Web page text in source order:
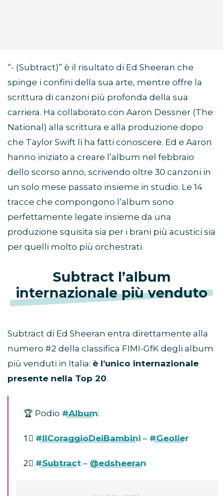
“- (Subtract)” è il risultato di Ed Sheeran che
spinge i confini della sua arte, mentre offre la
scrittura di canzoni più profonda della sua
carriera. Ha collaborato con Aaron Dessner (The
National) alla scrittura e alla produzione dopo
che Taylor Swift li ha fatti conoscere. Ed e Aaron
hanno iniziato a creare l’album nel febbraio
dello scorso anno, scrivendo oltre 30 canzoni in
un solo mese passato insieme in studio. Le 14
tracce che compongono l’album sono
perfettamente legate insieme da una
produzione squisita sia per i brani più acustici sia
per quelli molto più orchestrati.
Subtract l’album
internazionale più venduto
Subtract di Ed Sheeran entra direttamente alla
numero #2 della classifica FIMI-GfK degli album
più venduti in Italia: è l’unico internazionale
presente nella Top 20.
🏆 Podio #Album:
1⃣ #IlCoraggioDeiBambini – #Geolier
2⃣ #Subtract – @edsheeran